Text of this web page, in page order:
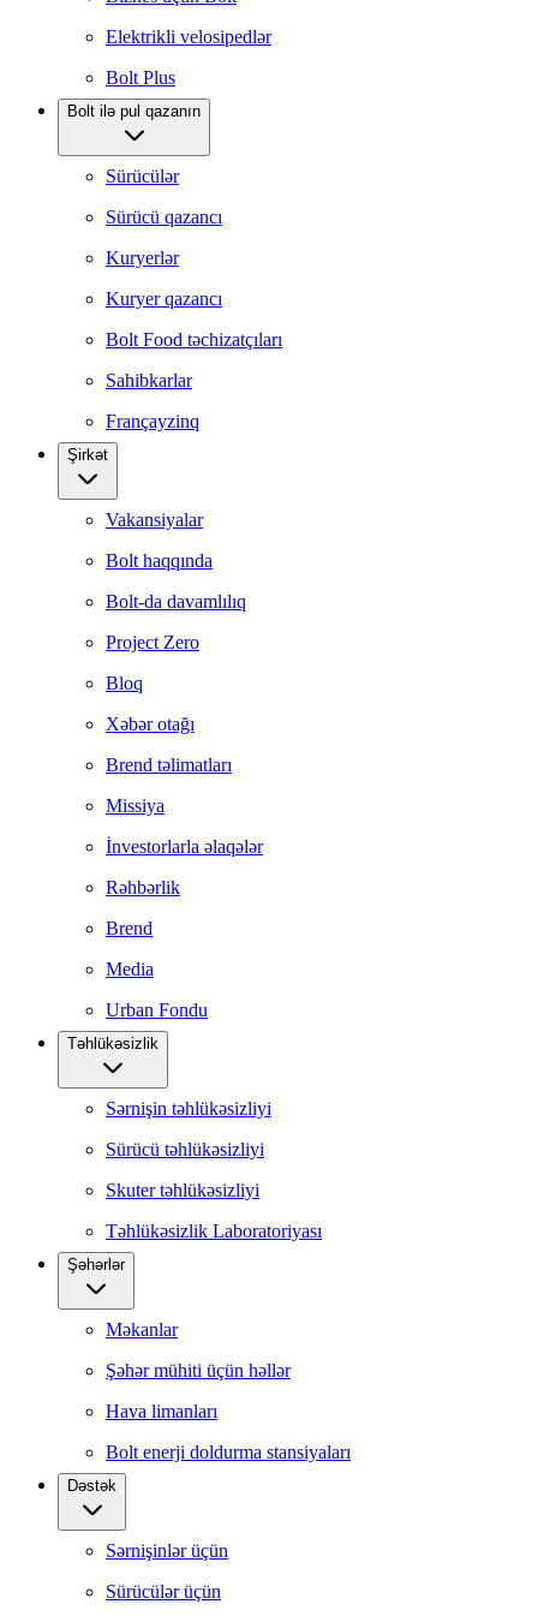
Elektrikli velosipedlər
Bolt Plus
Bolt ilə pul qazanın
Sürücülər
Sürücü qazancı
Kuryerlər
Kuryer qazancı
Bolt Food təchizatçıları
Sahibkarlar
Françayzinq
Şirkət
Vakansiyalar
Bolt haqqında
Bolt-da davamlılıq
Project Zero
Bloq
Xəbər otağı
Brend təlimatları
Missiya
İnvestorlarla əlaqələr
Rəhbərlik
Brend
Media
Urban Fondu
Təhlükəsizlik
Sərnişin təhlükəsizliyi
Sürücü təhlükəsizliyi
Skuter təhlükəsizliyi
Təhlükəsizlik Laboratoriyası
Şəhərlər
Məkanlar
Şəhər mühiti üçün həllər
Hava limanları
Bolt enerji doldurma stansiyaları
Dəstək
Sərnişinlər üçün
Sürücülər üçün